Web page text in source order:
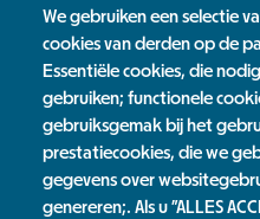
We gebruiken een selectie
cookies van derden op de
Essentiële cookies, die
gebruiken; functionele
gebruiksgemak bij het
prestatiecookies, die we
gegevens over
genereren;. Als u "ALLES
EXPOSITIES
HORECA
MUSEUMWINKEL
COMITÉ VAN
BESTUUR
JAARVERSLAG
ORGANOGRAM
WORD VRIEND
GEEF EEN
SCHENKEN &
COLLECTIE
OVER DE COLLECTIE
ARCHITECTUUR
NATUUR- &
NME NIEUWS &
SCHOLEN
Deze glazen erker is gemaakt
veiligheidsglas. Nadat een
dubbele glasplaat, is enkel de
heeft geen effect op de
voorzorg hebben we de
publiek.